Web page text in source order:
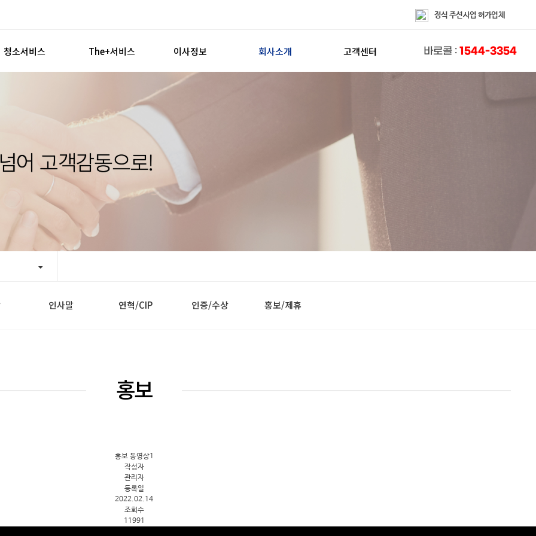
정식 주선사업 허가업체
청소서비스 The+서비스 이사정보 회사소개 고객센터 바로콜 : 1544-3354
견적신청
손없는날
가스안전관리
홍보/제휴
칭찬해요
불편해요
상담센터
공지사항
어 고객감동으로!
인사말 연혁/CIP 인증/수상 홍보/제휴
홍보
홍보 동영상1
작성자
관리자
등록일
2022.02.14
조회수
11991